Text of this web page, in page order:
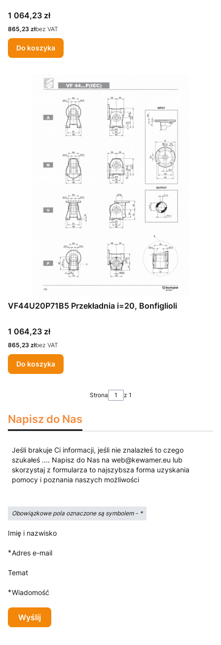
Cena
1 064,23 zł
Cena
865,23 złbez VAT
Do koszyka
VF44U20P71B5 Przekładnia i=20, Bonfiglioli
Cena
1 064,23 zł
Cena
865,23 złbez VAT
Do koszyka
Strona z 1
Napisz do Nas
Jeśli brakuje Ci informacji, jeśli nie znalazłeś to czego
szukałeś .... Napisz do Nas na web@kewamer.eu lub
skorzystaj z formularza to najszybsza forma uzyskania
pomocy i poznania naszych możliwości
Obowiązkowe pola oznaczone są symbolem - *
Imię i nazwisko
*Adres e-mail
Temat
*Wiadomość
Wyślij